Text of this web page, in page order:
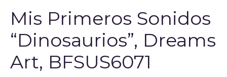
Mis Primeros Sonidos
“Dinosaurios”, Dreams
Art, BFSUS6071